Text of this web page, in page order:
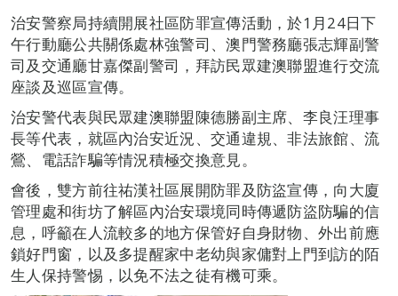
治安警察局持續開展社區防罪宣傳活動，於1月24日下
午行動廳公共關係處林強警司、澳門警務廳張志輝副警
司及交通廳甘嘉傑副警司，拜訪民眾建澳聯盟進行交流
座談及巡區宣傳。
治安警代表與民眾建澳聯盟陳德勝副主席、李良汪理事
長等代表，就區內治安近況、交通違規、非法旅館、流
鶯、電話詐騙等情況積極交換意見。
會後，雙方前往祐漢社區展開防罪及防盜宣傳，向大廈
管理處和街坊了解區內治安環境同時傳遞防盜防騙的信
息，呼籲在人流較多的地方保管好自身財物、外出前應
鎖好門窗，以及多提醒家中老幼與家傭對上門到訪的陌
生人保持警惕，以免不法之徒有機可乘。